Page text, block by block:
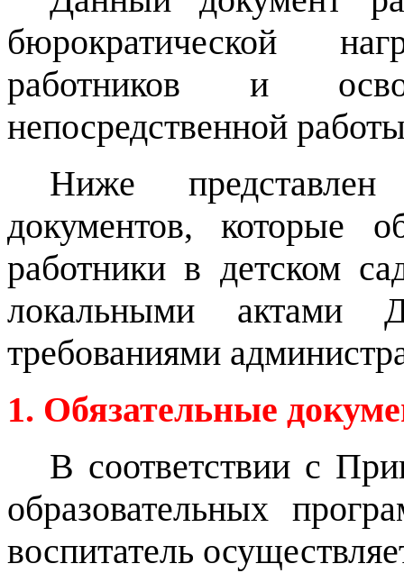
бюрократической
работников и
непосредственной
Ниже
документов, которые
работники в детском
локальными актами
требованиями
1. Обязательные
В соответствии с
образовательных
воспитатель